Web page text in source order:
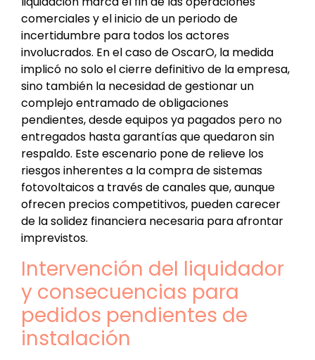
comerciales y el inicio de un periodo de
incertidumbre para todos los actores
involucrados. En el caso de OscarO, la medida
implicó no solo el cierre definitivo de la empresa,
sino también la necesidad de gestionar un
complejo entramado de obligaciones
pendientes, desde equipos ya pagados pero no
entregados hasta garantías que quedaron sin
respaldo. Este escenario pone de relieve los
riesgos inherentes a la compra de sistemas
fotovoltaicos a través de canales que, aunque
ofrecen precios competitivos, pueden carecer
de la solidez financiera necesaria para afrontar
imprevistos.
Intervención del liquidador
y consecuencias para
pedidos pendientes de
instalación